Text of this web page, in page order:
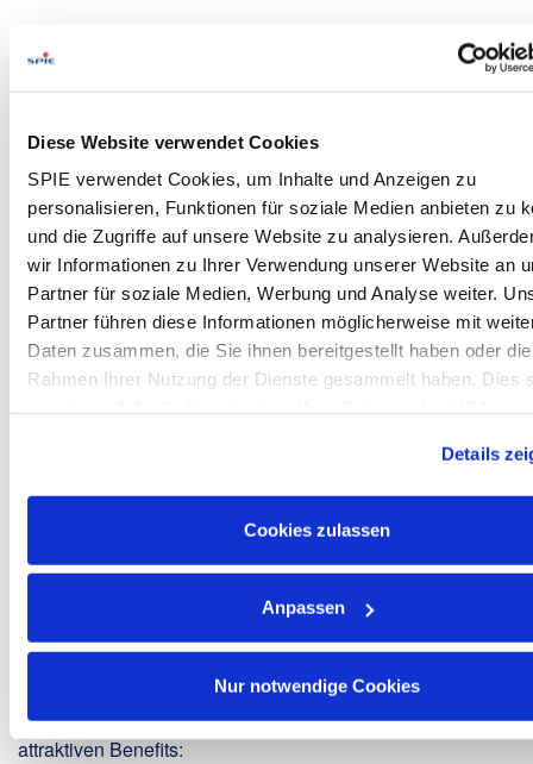
Diese Website verwendet Cookies
SPIE verwendet Cookies, um Inhalte und Anzeigen zu
personalisieren, Funktionen für soziale Medien anbieten zu
und die Zugriffe auf unsere Website zu analysieren.
wir Informationen zu Ihrer Verwendung unserer Website an
Partner für soziale Medien, Werbung und Analyse weiter.
Partner führen diese Informationen möglicherweise mit
Daten zusammen, die Sie ihnen bereitgestellt haben oder
Rahmen Ihrer Nutzung der Dienste gesammelt haben. Dies
Details
Cookies zulassen
Anpassen
Nur notwendige Cookies
Abgeschlossenes
Bauingenieurwesen oder eine vergleichbare
Qualifikation
Führung & Kommunikation:Ausgeprägte
Führungskompetenz sowie eine klare und
verbindliche Kommunikation
Berufserfahrung:Mehrjährige Erfahrung in der
Planung und/oder Umsetzung von
Infrastrukturprojekten
Projektmanagement &
Verantwortung:Erfahrung in der
Projektverantwortung inklusive Budget- und
Umgang mit gängigen Planungstools (z. B. QGIS,
Arbeitsweise & Mindset:Unternehmerisches
strukturierte Arbeitsweise
We Offer:
Als Projektteamleiter in der Planung im Breitbandausbau
profitierst Du von herausfordernden Projekten und
attraktiven Benefits: